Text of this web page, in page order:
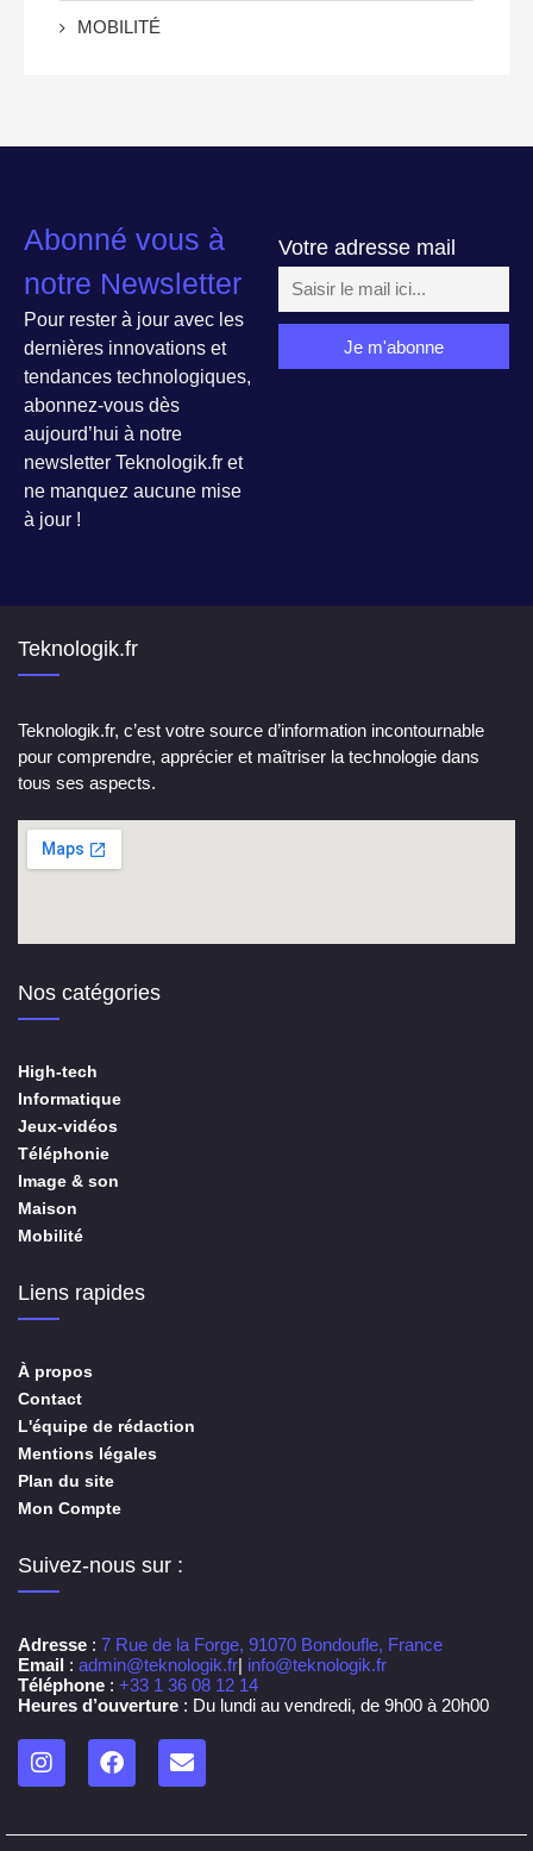
MOBILITÉ
Abonné vous à
notre Newsletter
Pour rester à jour avec les
dernières innovations et
tendances technologiques,
abonnez-vous dès
aujourd’hui à notre
newsletter Teknologik.fr et
ne manquez aucune mise
à jour !
Votre adresse mail
Teknologik.fr
Teknologik.fr, c’est votre source d’information incontournable
pour comprendre, apprécier et maîtriser la technologie dans
tous ses aspects.
Nos catégories
High-tech
Informatique
Jeux-vidéos
Téléphonie
Image & son
Maison
Mobilité
Liens rapides
À propos
Contact
L'équipe de rédaction
Mentions légales
Plan du site
Mon Compte
Suivez-nous sur :
Adresse : 7 Rue de la Forge, 91070 Bondoufle, France
Email : admin@teknologik.fr| info@teknologik.fr
Téléphone : +33 1 36 08 12 14
Heures d’ouverture : Du lundi au vendredi, de 9h00 à 20h00